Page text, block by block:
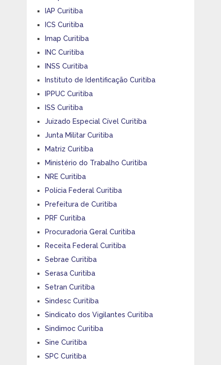
IAP Curitiba
ICS Curitiba
Imap Curitiba
INC Curitiba
INSS Curitiba
Instituto de Identificação Curitiba
IPPUC Curitiba
ISS Curitiba
Juizado Especial Cível Curitiba
Junta Militar Curitiba
Matriz Curitiba
Ministério do Trabalho Curitiba
NRE Curitiba
Polícia Federal Curitiba
Prefeitura de Curitiba
PRF Curitiba
Procuradoria Geral Curitiba
Receita Federal Curitiba
Sebrae Curitiba
Serasa Curitiba
Setran Curitiba
Sindesc Curitiba
Sindicato dos Vigilantes Curitiba
Sindimoc Curitiba
Sine Curitiba
SPC Curitiba